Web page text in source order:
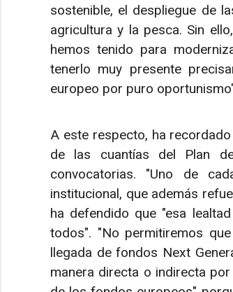
sostenible, el despliegue de
agricultura y la pesca. Sin
hemos tenido para
tenerlo muy presente
europeo por puro
A este respecto, ha
de las cuantías del Plan
convocatorias. "Uno de
institucional, que además
ha defendido que "esa
todos". "No permitiremos
llegada de fondos Next
manera directa o indirecta